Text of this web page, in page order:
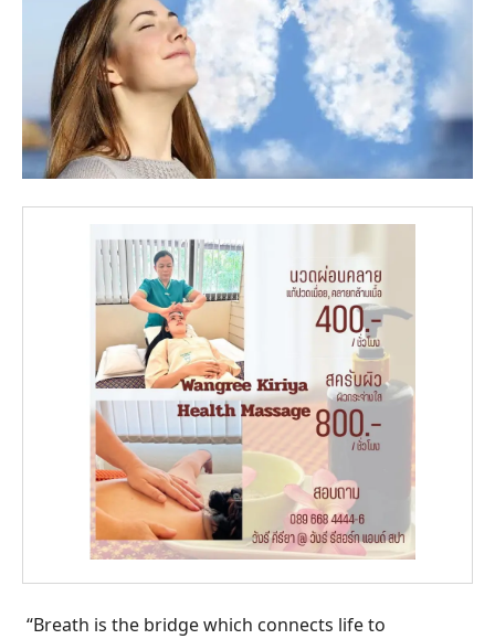
“Breath is the bridge which connects life to